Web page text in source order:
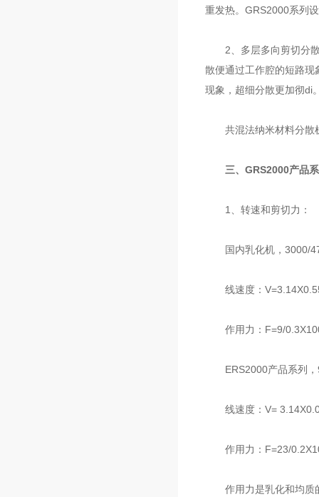
重发热。GRS2000系列
2、多层多向剪切分散
散便通过工作腔的短路
现象，超细分散更加彻di
共混法纳米材料分散
三、GRS2000产品
1、转速和剪切力：
国内乳化机，3000/
线速度：
作用力：F=9/
ERS2000产品系列，
线速度：V=
作用力：F=23/
作用力是乳化和均质